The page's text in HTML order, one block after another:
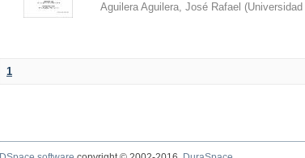
Aguilera Aguilera, José Rafael (
1